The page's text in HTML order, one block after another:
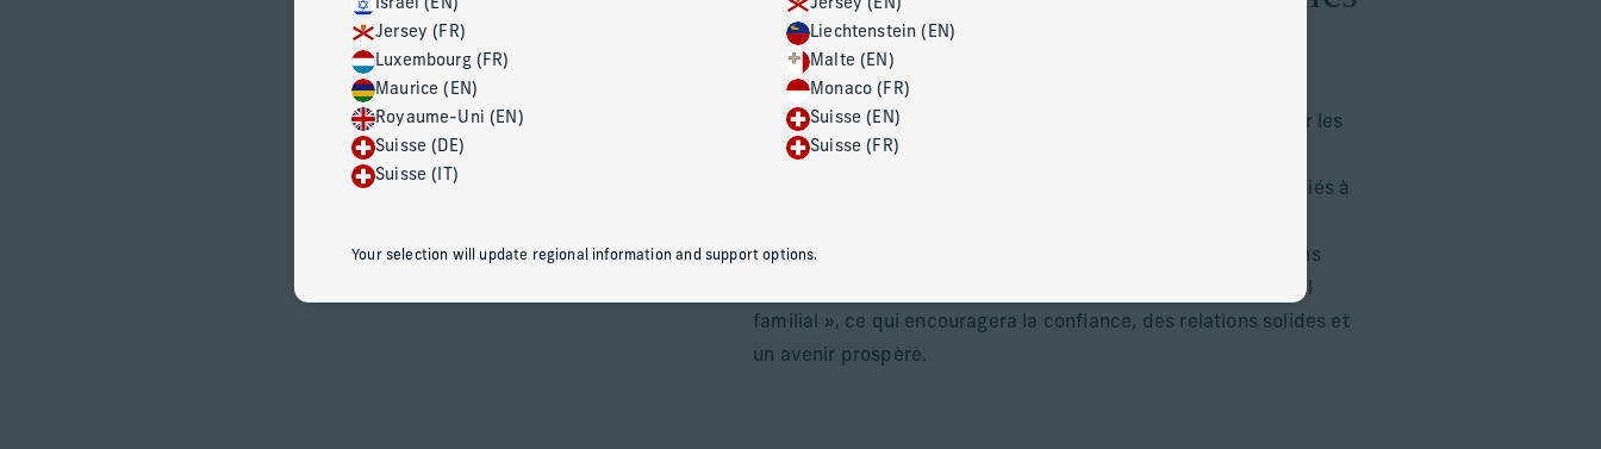
Israël (EN)
Jersey (EN)
Jersey (FR)
Liechtenstein (EN)
Luxembourg (FR)
Malte (EN)
Maurice (EN)
Monaco (FR)
Royaume-Uni (EN)
Suisse (EN)
Suisse (DE)
Suisse (FR)
Suisse (IT)
Your selection will update regional information and support options.
à grandir et à prospérer
Nous travaillons en étroite collaboration avec les familles pour les
aider à développer un environnement d’apprentissage et les
compétences interpersonnelles afin d’éviter les risques associés à
mauvaise planification de la succession et autres). Nous aidons
toutes les générations de la famille à développer leur « capital
familial », ce qui encouragera la confiance, des relations solides et
un avenir prospère.